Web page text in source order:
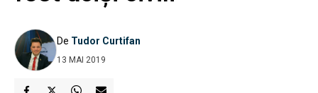
De Tudor Curtifan
13 MAI 2019